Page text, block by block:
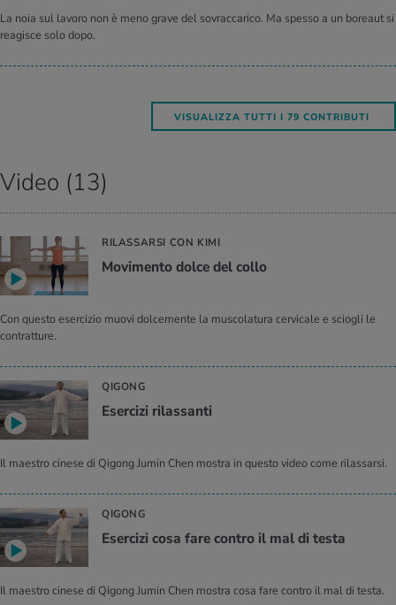
La noia sul lavoro non è meno grave del sovraccarico. Ma spesso a un boreaut si
reagisce solo dopo.
VISUALIZZA TUTTI I 79 CONTRIBUTI
Video (13)
RILASSARSI CON KIMI
Movimento dolce del collo
Con questo esercizio muovi dolcemente la muscolatura cervicale e sciogli le
contratture.
QIGONG
Esercizi rilassanti
Il maestro cinese di Qigong Jumin Chen mostra in questo video come rilassarsi.
QIGONG
Esercizi cosa fare contro il mal di testa
Il maestro cinese di Qigong Jumin Chen mostra cosa fare contro il mal di testa.